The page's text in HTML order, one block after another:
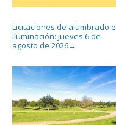
Licitaciones de alumbrado e
iluminación: jueves 6 de
agosto de 2026→